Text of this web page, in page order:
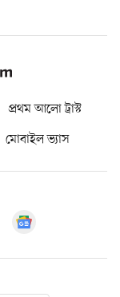
প্রথম আলো ট্রাস্ট
মোবাইল ভ্যাস